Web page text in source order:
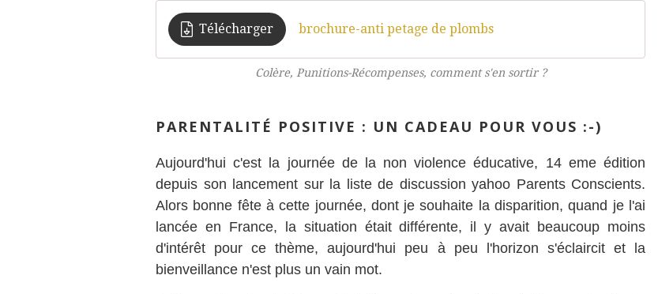
Télécharger brochure-anti petage de plombs
Colère, Punitions-Récompenses, comment s'en sortir ?
PARENTALITÉ POSITIVE : UN CADEAU POUR VOUS :-)
Aujourd'hui c'est la journée de la non violence éducative, 14 eme édition
depuis son lancement sur la liste de discussion yahoo Parents Conscients.
Alors bonne fête à cette journée, dont je souhaite la disparition, quand je l'ai
lancée en France, la situation était différente, il y avait beaucoup moins
d'intérêt pour ce thème, aujourd'hui peu à peu l'horizon s'éclaircit et la
bienveillance n'est plus un vain mot.